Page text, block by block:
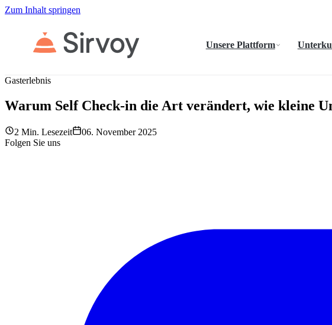
Zum Inhalt springen
Unsere Plattform
Gasterlebnis
Warum Self Check-in die Art verändert, wie kleine
2 Min. Lesezeit
06. November 2025
Folgen Sie uns